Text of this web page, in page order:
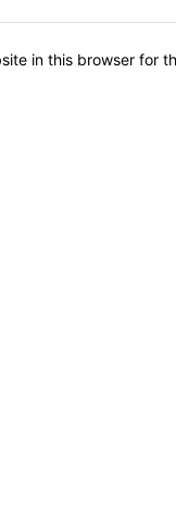
in this browser for